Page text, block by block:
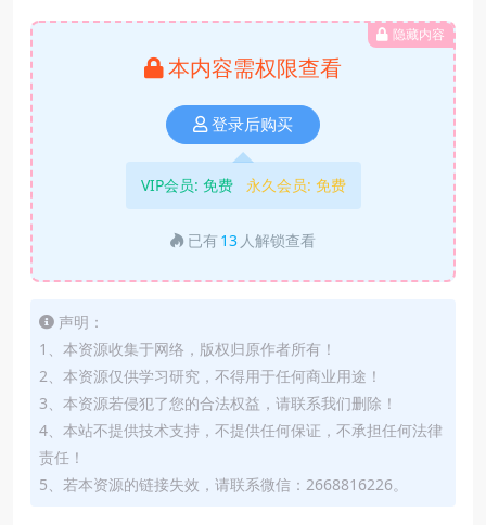
隐藏内容
本内容需权限查看
登录后购买
VIP会员: 免费 永久会员: 免费
已有 13 人解锁查看
声明：
1、本资源收集于网络，版权归原作者所有！
2、本资源仅供学习研究，不得用于任何商业用途！
3、本资源若侵犯了您的合法权益，请联系我们删除！
4、本站不提供技术支持，不提供任何保证，不承担任何法律
责任！
5、若本资源的链接失效，请联系微信：2668816226。